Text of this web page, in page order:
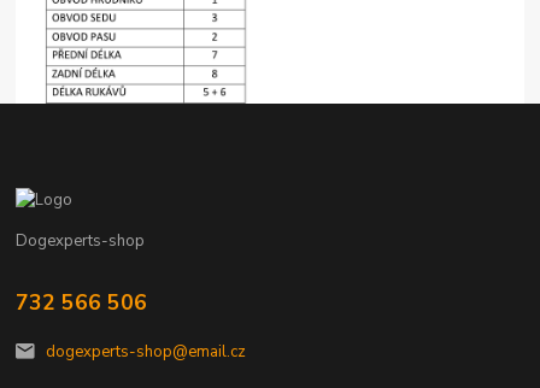
Dogexperts-shop
732 566 506
dogexperts-shop@email.cz